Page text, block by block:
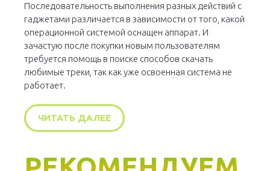
Последовательность выполнения разных действий с
гаджетами различается в зависимости от того, какой
операционной системой оснащен аппарат. И
зачастую после покупки новым пользователям
требуется помощь в поиске способов скачать
любимые треки, так как уже освоенная система не
работает.
ЧИТАТЬ ДАЛЕЕ